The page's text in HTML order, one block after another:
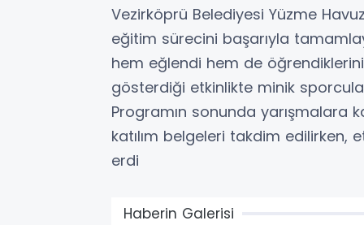
Vezirköprü Belediyesi Yüzme
eğitim sürecini başarıyla
hem eğlendi hem de
gösterdiği etkinlikte minik
Programın sonunda yarışmalara
katılım belgeleri takdim edilirken,
erdi
Haberin Galerisi